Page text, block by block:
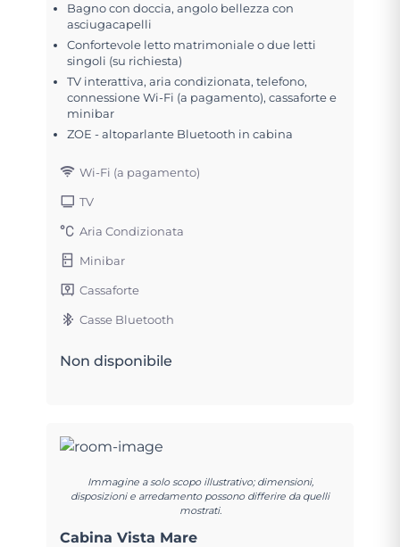
Bagno con doccia, angolo bellezza con
asciugacapelli
Confortevole letto matrimoniale o due letti
singoli (su richiesta)
TV interattiva, aria condizionata, telefono,
connessione Wi-Fi (a pagamento), cassaforte e
minibar
ZOE - altoparlante Bluetooth in cabina
Wi-Fi (a pagamento)
TV
Aria Condizionata
Minibar
Cassaforte
Casse Bluetooth
Non disponibile
Immagine a solo scopo illustrativo; dimensioni,
disposizioni e arredamento possono differire da quelli
mostrati.
Cabina Vista Mare